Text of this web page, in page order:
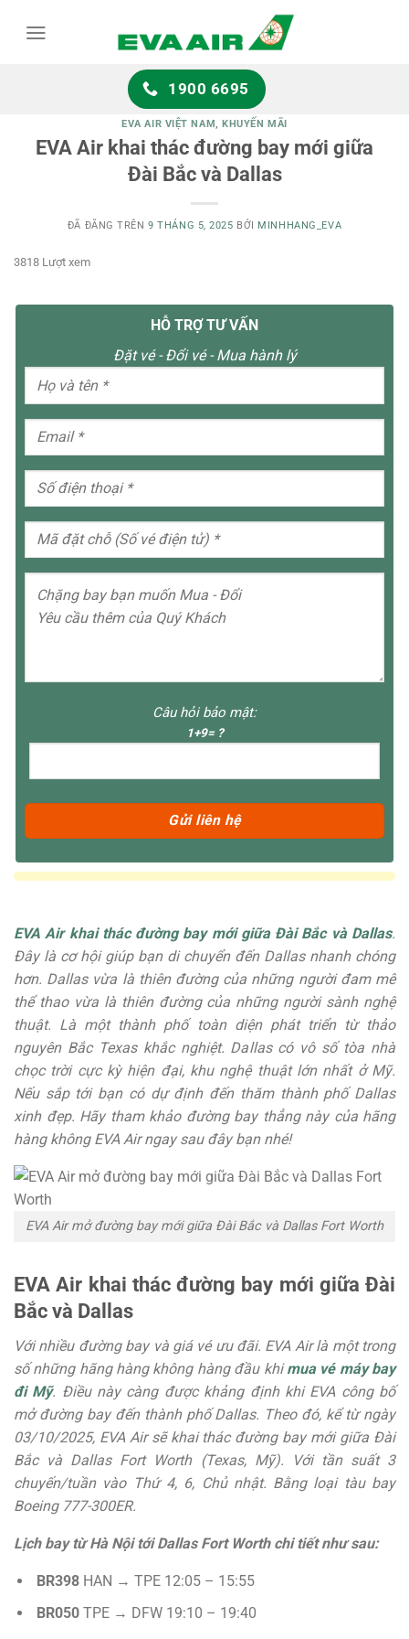
1900 6695
EVA AIR VIỆT NAM,KHUYẾN MÃI
EVA Air khai thác đường bay mới giữa
Đài Bắc và Dallas
ĐÃ ĐĂNG TRÊN9 THÁNG 5, 2025 BỞI MINHHANG_EVA
3818 Lượt xem
HỖ TRỢ TƯ VẤN
Đặt vé - Đổi vé - Mua hành lý
Câu hỏi bảo mật:
1+9= ?
EVA Air khai thác đường bay mới giữa Đài Bắc và Dallas.
Đây là cơ hội giúp bạn di chuyển đến Dallas nhanh chóng
hơn. Dallas vừa là thiên đường của những người đam mê
thể thao vừa là thiên đường của những người sành nghệ
thuật. Là một thành phố toàn diện phát triển từ thảo
nguyên Bắc Texas khắc nghiệt. Dallas có vô số tòa nhà
chọc trời cực kỳ hiện đại, khu nghệ thuật lớn nhất ở Mỹ.
Nếu sắp tới bạn có dự định đến thăm thành phố Dallas
xinh đẹp. Hãy tham khảo đường bay thẳng này của hãng
hàng không EVA Air ngay sau đây bạn nhé!
EVA Air mở đường bay mới giữa Đài Bắc và Dallas Fort Worth
EVA Air khai thác đường bay mới giữa Đài
Bắc và Dallas
Với nhiều đường bay và giá vé ưu đãi. EVA Air là một trong
số những hãng hàng không hàng đầu khimua vé máy bay
đi Mỹ. Điều này càng được khảng định khi EVA công bố
mở đường bay đến thành phố Dallas. Theo đó, kể từ ngày
03/10/2025, EVA Air sẽ khai thác đường bay mới giữa Đài
Bắc và Dallas Fort Worth (Texas, Mỹ). Với tần suất 3
chuyến/tuần vào Thứ 4, 6, Chủ nhật. Bằng loại tàu bay
Boeing 777-300ER.
Lịch bay từ Hà Nội tới Dallas Fort Worth chi tiết như sau:
BR398 HAN → TPE 12:05 – 15:55
BR050TPE → DFW 19:10 – 19:40